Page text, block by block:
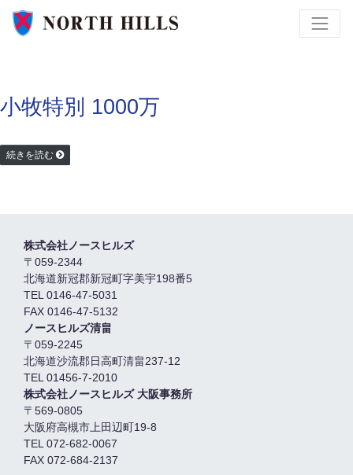
小牧特別 1000万
続きを読む
株式会社ノースヒルズ
〒059-2344
北海道新冠郡新冠町字美宇198番5
TEL 0146-47-5031
FAX 0146-47-5132
ノースヒルズ清畠
〒059-2245
北海道沙流郡日高町清畠237-12
TEL 01456-7-2010
株式会社ノースヒルズ 大阪事務所
〒569-0805
大阪府高槻市上田辺町19-8
TEL 072-682-0067
FAX 072-684-2137